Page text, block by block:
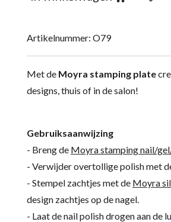
Artikelnummer: O79
Met de Moyra stamping plate
designs, thuis of in de salon!
Gebruiksaanwijzing
- Breng de Moyra stamping nail/
- Verwijder overtollige polish met
- Stempel zachtjes met de Moyra
design zachtjes op de nagel.
- Laat de nail polish drogen aan de